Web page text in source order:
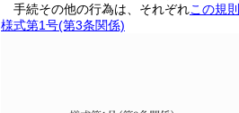
手続その他の行為は、それぞれこの規則
様式第1号(第3条関係)